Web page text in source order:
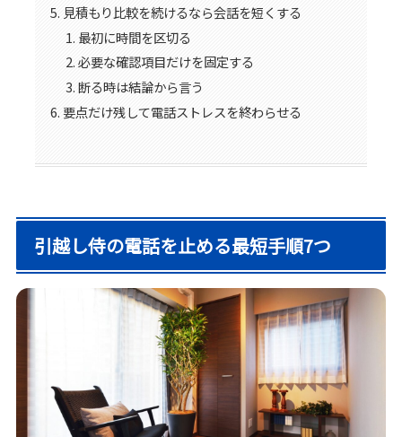
見積もり比較を続けるなら会話を短くする
最初に時間を区切る
必要な確認項目だけを固定する
断る時は結論から言う
要点だけ残して電話ストレスを終わらせる
引越し侍の電話を止める最短手順7つ